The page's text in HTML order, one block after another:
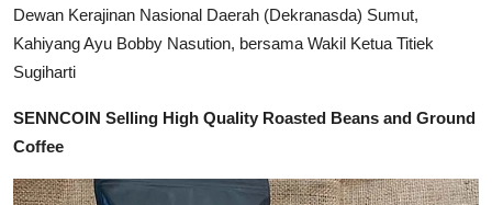
Dewan Kerajinan Nasional Daerah (Dekranasda) Sumut,
Kahiyang Ayu Bobby Nasution, bersama Wakil Ketua Titiek
Sugiharti
SENNCOIN Selling High Quality Roasted Beans and Ground
Coffee